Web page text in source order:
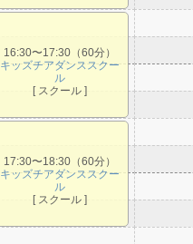
16:30〜17:30（60分）
キッズチアダンススクー
ル
[ スクール ]
17:30〜18:30（60分）
キッズチアダンススクー
ル
[ スクール ]